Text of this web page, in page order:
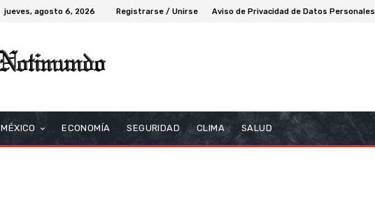
jueves, agosto 6, 2026 Registrarse / Unirse Aviso de Privacidad de Datos Personales
MÉXICO ECONOMÍA SEGURIDAD CLIMA SALUD